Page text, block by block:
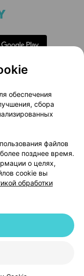
маркетинг
Доставка
Партнеры
103.by
Cookie
Республика Беларусь,
обеспечения
сбора
файлов
позднее время.
о целях,
cookie вы
обработки